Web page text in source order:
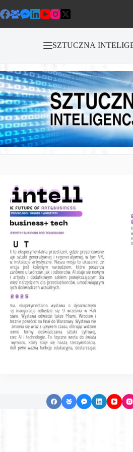
do
treści
SZTUCZNA